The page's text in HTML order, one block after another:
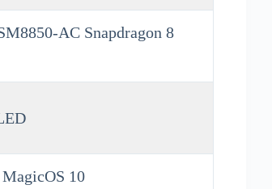
AC Snapdragon 8
10